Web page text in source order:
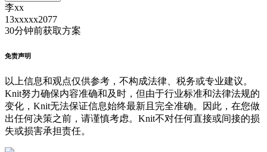
李xx
13xxxxx2077
30分钟前获取方案
免责声明
以上信息和观点仅供参考，不构成法律、税务或专业建议。
Knit努力确保内容准确和及时，但由于行业标准和法律法规的
变化，Knit无法保证信息始终最新且完全准确。因此，在您做
出任何决策之前，请谨慎考虑。Knit不对任何直接或间接的损
失或损害承担责任。